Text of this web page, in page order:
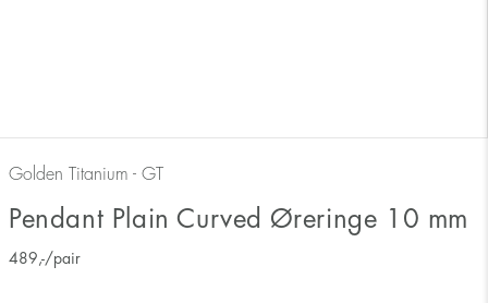
Golden Titanium - GT
Pendant Plain Curved Øreringe 10 mm
489 ,-/pair